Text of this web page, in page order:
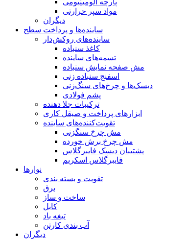
مواد سپر حرارتی
دیگران
ساینده‌ها و پرداخت سطح
ساینده‌های روکش‌دار
کاغذ سنباده
تسمه‌های ساینده
مش صفحه نمایش سنباده
اسفنج سنباده زنی
دیسک‌ها و چرخ‌های سنگ‌زنی
پشم فولادی
ترکیبات جلا دهنده
ابزارهای پرداخت و صیقل کاری
تقویت‌کننده‌های ساینده
مش چرخ سنگزنی
مش چرخ برش خورده
پشتیبان دیسک فایبرگلاس
فایبرگلاس اسکریم
نوارها
تقویت و بسته بندی
برق
ساخت و ساز
کابل
تیغه باد
آب بندی کارتن
دیگران